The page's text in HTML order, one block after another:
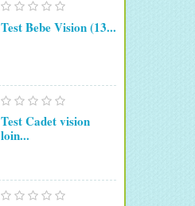
Test Bebe Vision (13...
Test Cadet vision
loin...